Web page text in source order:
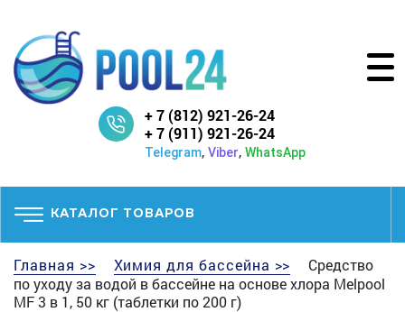
+ 7 (812) 921-26-24
+ 7 (911) 921-26-24
Telegram, Viber, WhatsApp
КАТАЛОГ ТОВАРОВ
Главная >> Химия для бассейна >>
Средство
по уходу за водой в бассейне на основе хлора Melpool
MF 3 в 1, 50 кг (таблетки по 200 г)